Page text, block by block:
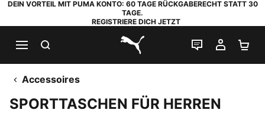
DEIN VORTEIL MIT PUMA KONTO: 60 TAGE RÜCKGABERECHT STATT 30
TAGE.
REGISTRIERE DICH JETZT
PUMA.com
LIVE-CHAT
MEIN
Accessoires
SPORTTASCHEN FÜR HERREN